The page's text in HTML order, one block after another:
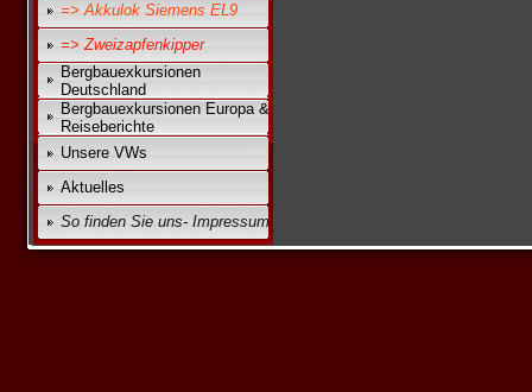
=> Akkulok Siemens EL9
=> Zweizapfenkipper
Bergbauexkursionen
Deutschland
Bergbauexkursionen Europa &
Reiseberichte
Unsere VWs
Aktuelles
So finden Sie uns- Impressum